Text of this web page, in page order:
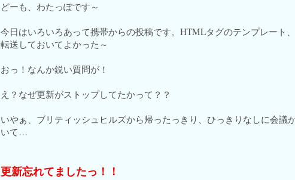
どーも、わたっぽです～
今日はいろいろあって携帯からの投稿です。HTMLタグのテンプレート
転送しておいてよかった～
おっ！なんか鋭い質問が！
え？なぜ更新がストップしてたかって？？
いやぁ、ブリティッシュヒルズから帰ったっきり、ひっきりなしに会議
いて…
更新忘れてましたっ！！